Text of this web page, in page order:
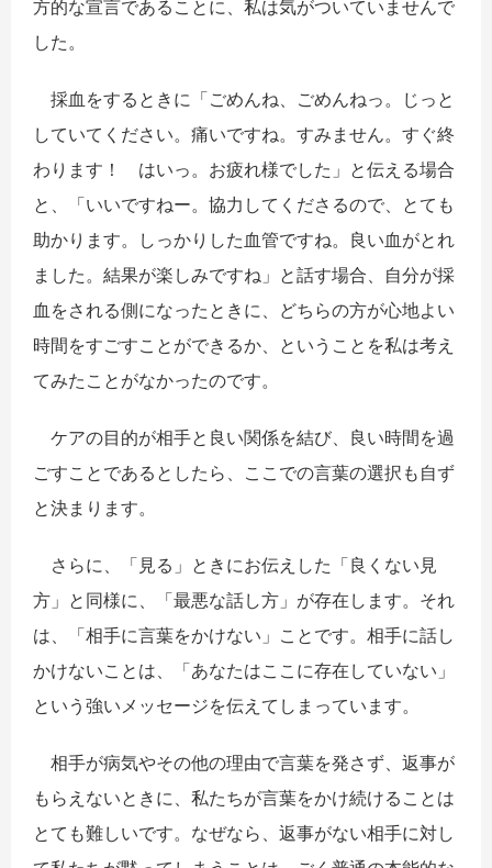
方的な宣言であることに、私は気がついていませんで
した。
採血をするときに「ごめんね、ごめんねっ。じっと
していてください。痛いですね。すみません。すぐ終
わります！ はいっ。お疲れ様でした」と伝える場合
と、「いいですねー。協力してくださるので、とても
助かります。しっかりした血管ですね。良い血がとれ
ました。結果が楽しみですね」と話す場合、自分が採
血をされる側になったときに、どちらの方が心地よい
時間をすごすことができるか、ということを私は考え
てみたことがなかったのです。
ケアの目的が相手と良い関係を結び、良い時間を過
ごすことであるとしたら、ここでの言葉の選択も自ず
と決まります。
さらに、「見る」ときにお伝えした「良くない見
方」と同様に、「最悪な話し方」が存在します。それ
は、「相手に言葉をかけない」ことです。相手に話し
かけないことは、「あなたはここに存在していない」
という強いメッセージを伝えてしまっています。
相手が病気やその他の理由で言葉を発さず、返事が
もらえないときに、私たちが言葉をかけ続けることは
とても難しいです。なぜなら、返事がない相手に対し